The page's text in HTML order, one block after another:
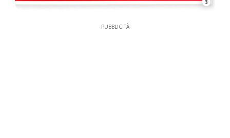
3
PUBBLICITÀ